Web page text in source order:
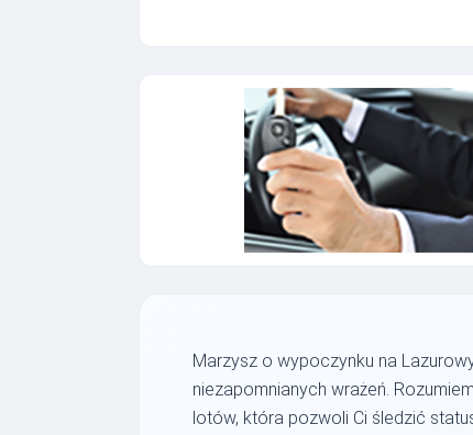
Marzysz o wypoczynku na
niezapomnianych wrażeń.
lotów, która pozwoli Ci śledzić